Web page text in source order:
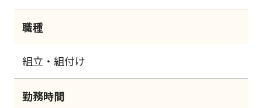
職種
組立・組付け
勤務時間